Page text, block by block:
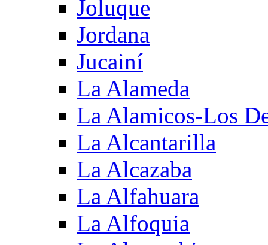
Joluque
Jordana
Jucainí
La Alameda
La Alamicos-Los
La Alcantarilla
La Alcazaba
La Alfahuara
La Alfoquia